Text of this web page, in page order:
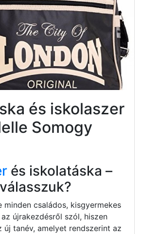
és iskolaszer
Somogy
és iskolatáska –
minden családos, kisgyermekes
újrakezdésről szól, hiszen
új tanév, amelyet rendszerint az